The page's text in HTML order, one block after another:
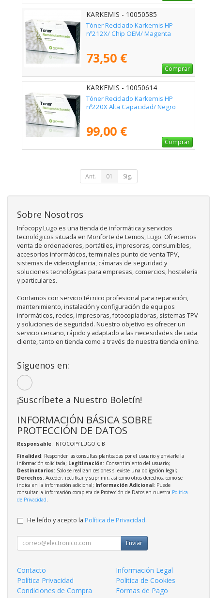
KARKEMIS - 10050585
Tóner Reciclado Karkemis HP
nº212X/ Chip OEM/ Magenta
73,50 €
Comprar
KARKEMIS - 10050614
Tóner Reciclado Karkemis HP
nº220X Alta Capacidad/ Negro
99,00 €
Comprar
Ant. 01 Sig.
Sobre Nosotros
Infocopy Lugo es una tienda de informática y servicios
tecnológicos situada en Monforte de Lemos, Lugo. Ofrecemos
venta de ordenadores, portátiles, impresoras, consumibles,
accesorios informáticos, terminales punto de venta TPV,
sistemas de videovigilancia, cámaras de seguridad y
soluciones tecnológicas para empresas, comercios, hostelería
y particulares.
Contamos con servicio técnico profesional para reparación,
mantenimiento, instalación y configuración de equipos
informáticos, redes, impresoras, fotocopiadoras, sistemas TPV
y soluciones de seguridad. Nuestro objetivo es ofrecer un
servicio cercano, rápido y adaptado a las necesidades de cada
cliente, tanto en tienda como a través de nuestra tienda online.
Síguenos en:
¡Suscríbete a Nuestro Boletín!
INFORMACIÓN BÁSICA SOBRE
PROTECCIÓN DE DATOS
Responsable: INFOCOPY LUGO C.B
Finalidad: Responder las consultas planteadas por el usuario y enviarle la
información solicitada; Legitimación: Consentimiento del usuario;
Destinatarios: Solo se realizan cesiones si existe una obligación legal;
Derechos: Acceder, rectificar y suprimir, así como otros derechos, como se
indica en la información adicional; Información Adicional: Puede
consultar la información completa de Protección de Datos en nuestra Política
de Privacidad
He leído y acepto la Política de Privacidad.
Enviar
Contacto
Información Legal
Política Privacidad
Política de Cookies
Condiciones de Compra
Formas de Pago